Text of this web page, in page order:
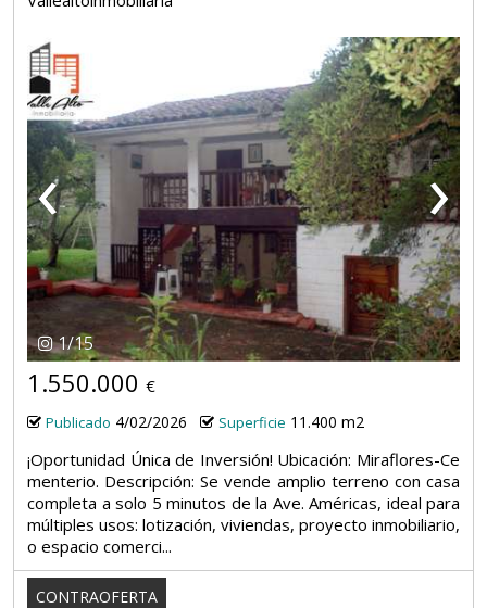
‹ ›
1/15
1.550.000 €
Publicado 4/02/2026 Superficie 11.400 m2
¡Oportunidad Única de Inversión! Ubicación: Miraflores-Ce
menterio. Descripción: Se vende amplio terreno con casa
completa a solo 5 minutos de la Ave. Américas, ideal para
múltiples usos: lotización, viviendas, proyecto inmobiliario,
o espacio comerci...
CONTRAOFERTA